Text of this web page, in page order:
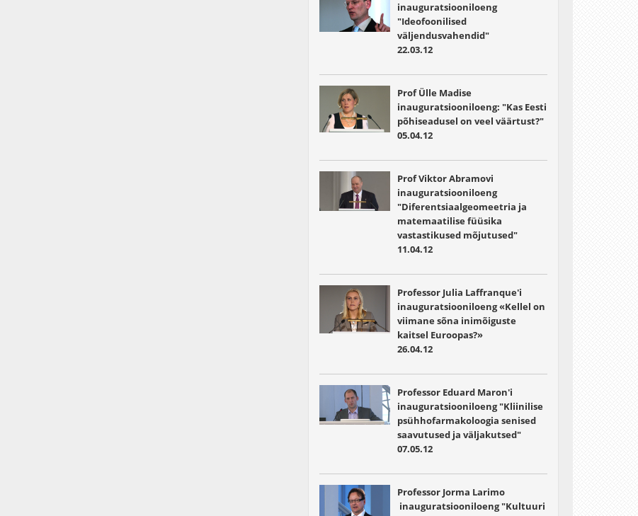
inauguratsiooniloeng
"Ideofoonilised
väljendusvahendid"
22.03.12
Prof Ülle Madise
inauguratsiooniloeng: "Kas Eesti
põhiseadusel on veel väärtust?"
05.04.12
Prof Viktor Abramovi
inauguratsiooniloeng
"Diferentsiaalgeomeetria ja
matemaatilise füüsika
vastastikused mõjutused"
11.04.12
Professor Julia Laffranque'i
inauguratsiooniloeng «Kellel on
viimane sõna inimõiguste
kaitsel Euroopas?»
26.04.12
Professor Eduard Maron'i
inauguratsiooniloeng "Kliinilise
psühhofarmakoloogia senised
saavutused ja väljakutsed"
07.05.12
Professor Jorma Larimo
inauguratsiooniloeng "Kultuuri